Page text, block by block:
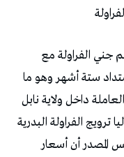
جني الفراولة مع
ستة أشهر وهو ما
لليد العاملة داخل ولاية نابل
ترويج الفراولة البدرية
المصدر أن أسعار